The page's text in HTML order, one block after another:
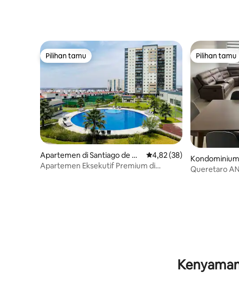
Pilihan tamu
Pilihan tamu
Apartemen di Santiago de Qu
erétaro
Nilai rata-rata 4,82 dari 5,
4,82 (38)
Apartemen Eksekutif Premium di
Pilihan tamu
Pilihan tamu
Queretaro